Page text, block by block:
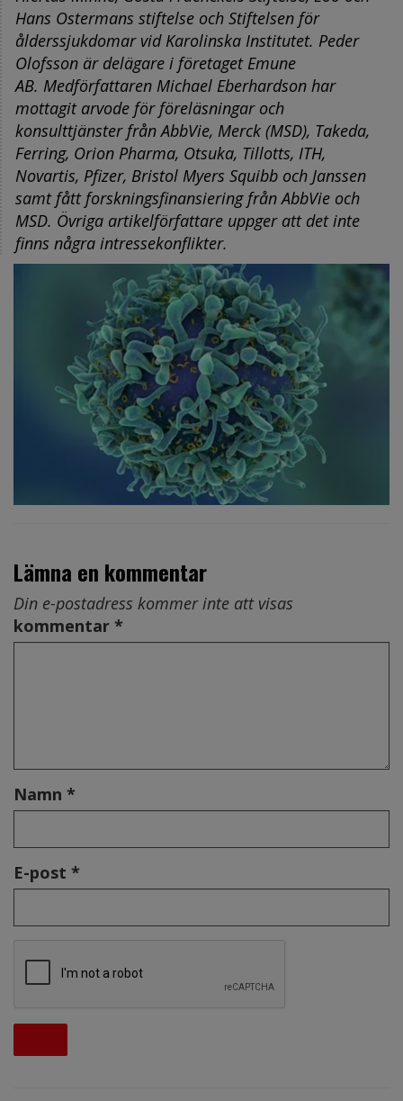
Hans Ostermans stiftelse och Stiftelsen för
ålderssjukdomar vid Karolinska Institutet. Peder
Olofsson är delägare i företaget Emune
AB. Medförfattaren Michael Eberhardson har
mottagit arvode för föreläsningar och
konsulttjänster från AbbVie, Merck (MSD), Takeda,
Ferring, Orion Pharma, Otsuka, Tillotts, ITH,
Novartis, Pfizer, Bristol Myers Squibb och Janssen
samt fått forskningsfinansiering från AbbVie och
MSD. Övriga artikelförfattare uppger att det inte
finns några intressekonflikter.
Lämna en kommentar
Din e-postadress kommer inte att visas
kommentar *
Namn *
E-post *